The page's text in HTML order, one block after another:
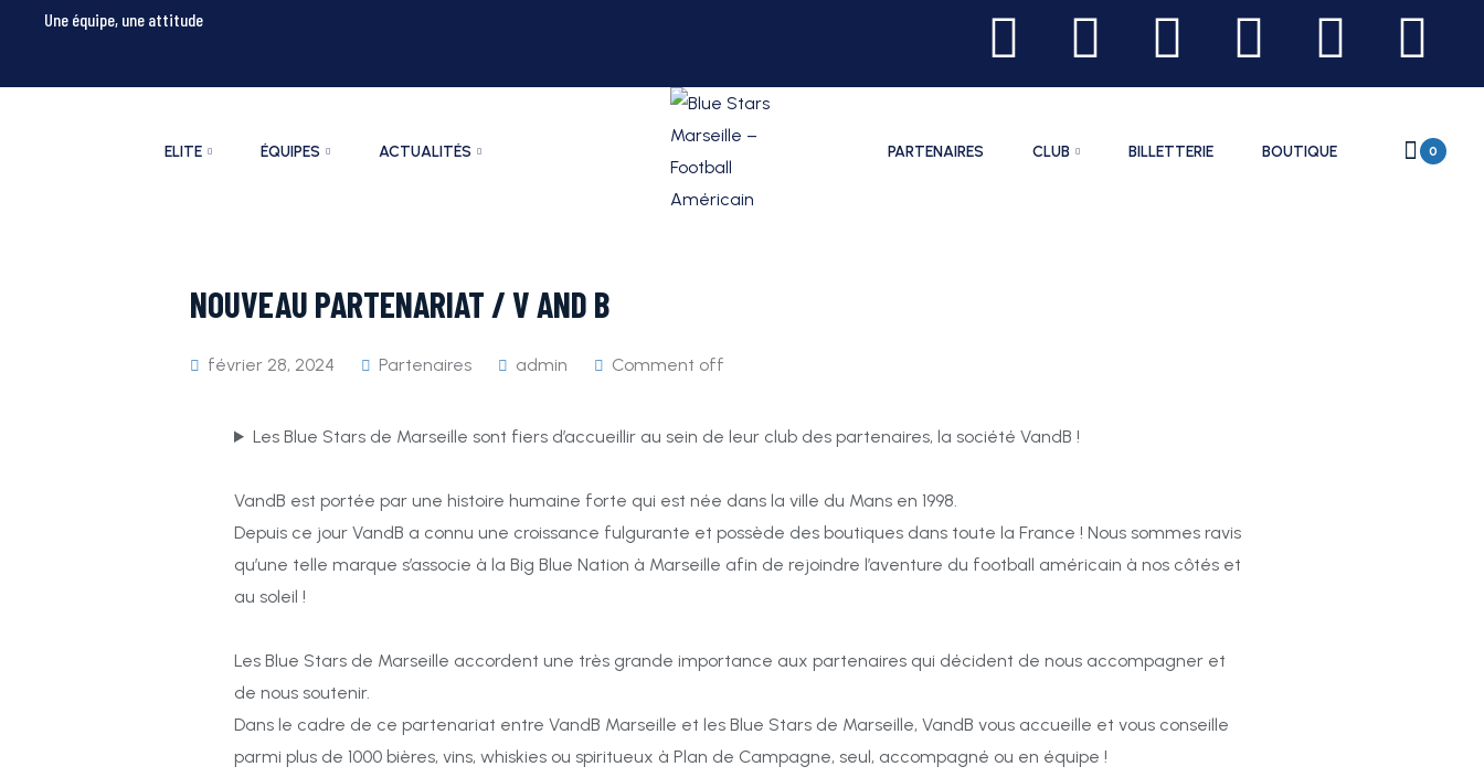
Une équipe, une attitude
ELITE ÉQUIPES ACTUALITÉS PARTENAIRES CLUB BILLETTERIE BOUTIQUE 0
NOUVEAU PARTENARIAT / V AND B
février 28, 2024 Partenaires admin Comment off
Les Blue Stars de Marseille sont fiers d’accueillir au sein de leur club des partenaires, la société VandB !
VandB est portée par une histoire humaine forte qui est née dans la ville du Mans en 1998.
Depuis ce jour VandB a connu une croissance fulgurante et possède des boutiques dans toute la France ! Nous sommes ravis
qu’une telle marque s’associe à la Big Blue Nation à Marseille afin de rejoindre l’aventure du football américain à nos côtés et
au soleil !
Les Blue Stars de Marseille accordent une très grande importance aux partenaires qui décident de nous accompagner et
de nous soutenir.
Dans le cadre de ce partenariat entre VandB Marseille et les Blue Stars de Marseille, VandB vous accueille et vous conseille
parmi plus de 1000 bières, vins, whiskies ou spiritueux à Plan de Campagne, seul, accompagné ou en équipe !